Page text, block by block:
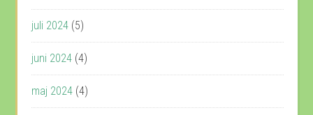
juli 2024 (5)
juni 2024 (4)
maj 2024 (4)